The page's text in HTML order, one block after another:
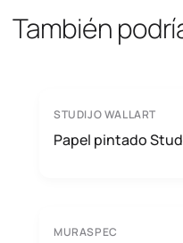
También
STUDIJO WALLART
Papel pintado
MURASPEC